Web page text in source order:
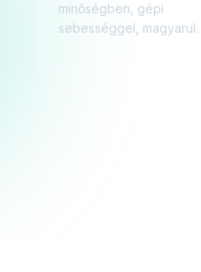
minőségben, gépi
sebességgel, magyarul.